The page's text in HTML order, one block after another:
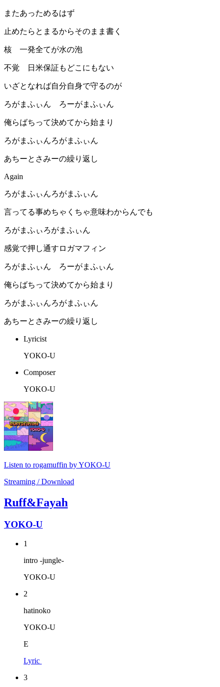
またあっためるはず
止めたらとまるからそのまま書く
核 一発全てが水の泡
不覚 日米保証もどこにもない
いざとなれば自分自身で守るのが
ろがまふぃん ろーがまふぃん
俺らばちって決めてから始まり
ろがまふぃんろがまふぃん
あちーとさみーの繰り返し
Again
ろがまふぃんろがまふぃん
言ってる事めちゃくちゃ意味わからんでも
ろがまふぃろがまふぃん
感覚で押し通すロガマフィン
ろがまふぃん ろーがまふぃん
俺らばちって決めてから始まり
ろがまふぃんろがまふぃん
あちーとさみーの繰り返し
Lyricist
YOKO-U
Composer
YOKO-U
Listen to rogamuffin by YOKO-U
Streaming / Download
Ruff&Fayah
YOKO-U
1
intro -jungle-
YOKO-U
2
hatinoko
YOKO-U
E
Lyric
3